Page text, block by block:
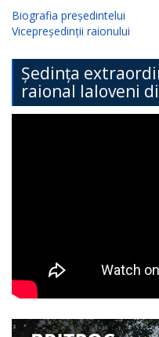
Biografia președintelui
Vicepreședinții raionului
Ședința
raional Ialoveni